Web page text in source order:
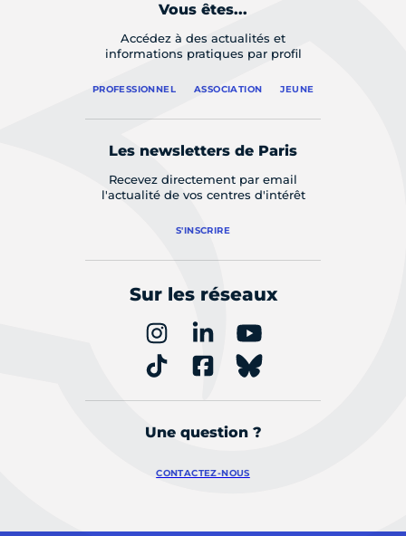
Vous êtes...
Accédez à des actualités et
informations pratiques par profil
PROFESSIONNEL ASSOCIATION JEUNE
Les newsletters de Paris
Recevez directement par email
l'actualité de vos centres d'intérêt
S'INSCRIRE
Sur les réseaux
Une question ?
CONTACTEZ-NOUS